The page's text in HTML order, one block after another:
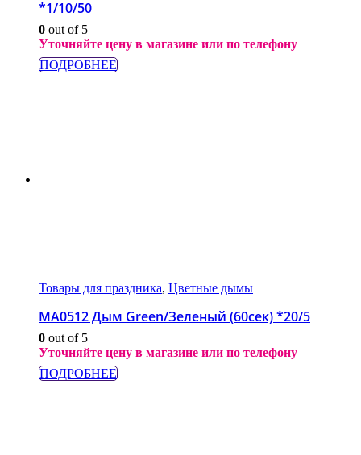
*1/10/50
0 out of 5
Уточняйте цену в магазине или по телефону
ПОДРОБНЕЕ
Товары для праздника, Цветные дымы
МА0512 Дым Green/Зеленый (60сек) *20/5
0 out of 5
Уточняйте цену в магазине или по телефону
ПОДРОБНЕЕ